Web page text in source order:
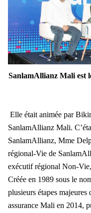
SanlamAllianz Mali est
Elle était animée par
SanlamAllianz Mali.
SanlamAllianz, Mme
régional-Vie de
exécutif régional Non-
Créée en 1989 sous le
plusieurs étapes
assurance Mali en 2014,